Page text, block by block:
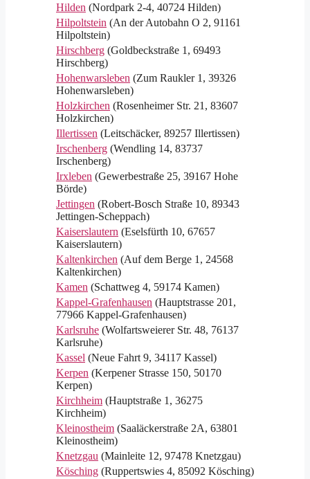
Hilden (Nordpark 2-4, 40724 Hilden)
Hilpoltstein (An der Autobahn O 2, 91161
Hilpoltstein)
Hirschberg (Goldbeckstraße 1, 69493
Hirschberg)
Hohenwarsleben (Zum Raukler 1, 39326
Hohenwarsleben)
Holzkirchen (Rosenheimer Str. 21, 83607
Holzkirchen)
Illertissen (Leitschäcker, 89257 Illertissen)
Irschenberg (Wendling 14, 83737
Irschenberg)
Irxleben (Gewerbestraße 25, 39167 Hohe
Börde)
Jettingen (Robert-Bosch Straße 10, 89343
Jettingen-Scheppach)
Kaiserslautern (Eselsfürth 10, 67657
Kaiserslautern)
Kaltenkirchen (Auf dem Berge 1, 24568
Kaltenkirchen)
Kamen (Schattweg 4, 59174 Kamen)
Kappel-Grafenhausen (Hauptstrasse 201,
77966 Kappel-Grafenhausen)
Karlsruhe (Wolfartsweierer Str. 48, 76137
Karlsruhe)
Kassel (Neue Fahrt 9, 34117 Kassel)
Kerpen (Kerpener Strasse 150, 50170
Kerpen)
Kirchheim (Hauptstraße 1, 36275
Kirchheim)
Kleinostheim (Saaläckerstraße 2A, 63801
Kleinostheim)
Knetzgau (Mainleite 12, 97478 Knetzgau)
Kösching (Ruppertswies 4, 85092 Kösching)